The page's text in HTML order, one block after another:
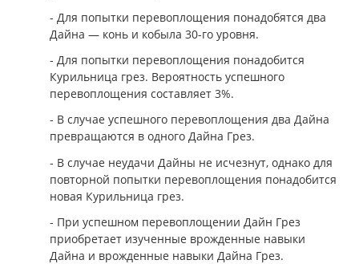
- Для попытки перевоплощения понадобятся два
Дайна — конь и кобыла 30-го уровня.
- Для попытки перевоплощения понадобится
Курильница грез. Вероятность успешного
перевоплощения составляет 3%.
- В случае успешного перевоплощения два Дайна
превращаются в одного Дайна Грез.
- В случае неудачи Дайны не исчезнут, однако для
повторной попытки перевоплощения понадобится
новая Курильница грез.
- При успешном перевоплощении Дайн Грез
приобретает изученные врожденные навыки
Дайна и врожденные навыки Дайна Грез.